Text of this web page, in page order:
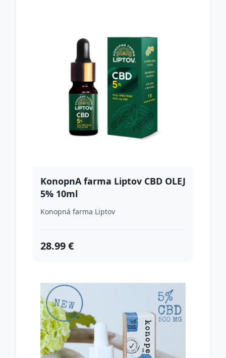
KonopnA farma Liptov CBD OLEJ
5% 10ml
Konopná farma Liptov
28.99 €